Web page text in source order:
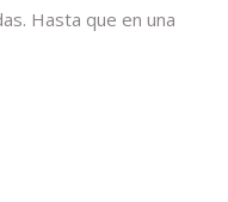
Hasta que en una